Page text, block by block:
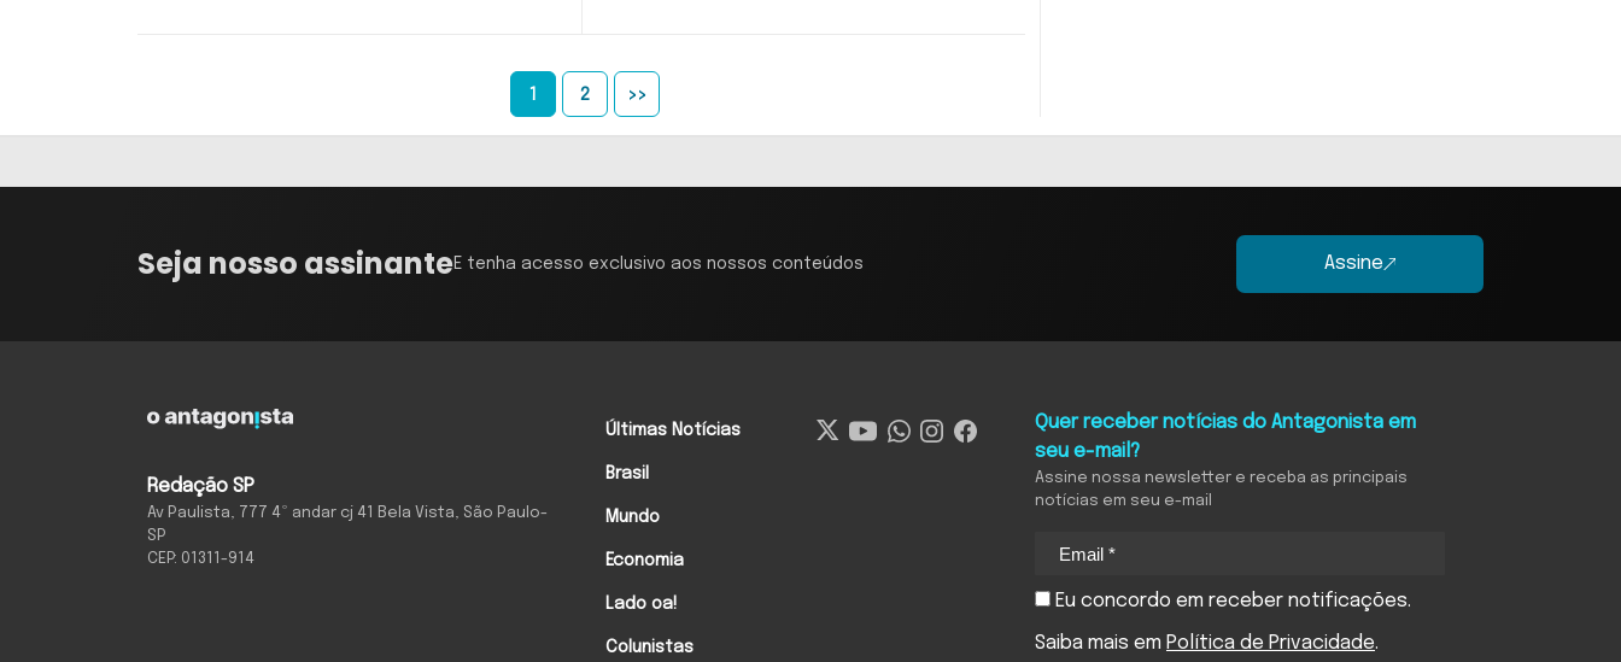
1 2 >>
Seja nosso assinanteE tenha acesso exclusivo aos nossos conteúdos Assine
Redação SP
Av Paulista, 777 4º andar cj 41 Bela Vista, São Paulo-
SP
CEP: 01311-914
Últimas Notícias
Brasil
Mundo
Economia
Lado oa!
Colunistas
Quer receber notícias do Antagonista em
seu e-mail?
Assine nossa newsletter e receba as principais
notícias em seu e-mail
Eu concordo em receber notificações.
Saiba mais em Política de Privacidade.